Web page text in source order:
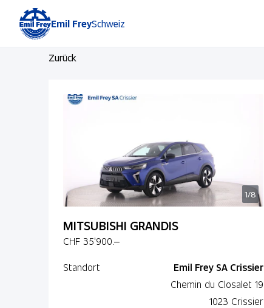
Emil FreySchweiz
Zurück
1/8
MITSUBISHI GRANDIS
CHF 35'900.–
Standort
Emil Frey SA Crissier
Chemin du Closalet 19
1023 Crissier